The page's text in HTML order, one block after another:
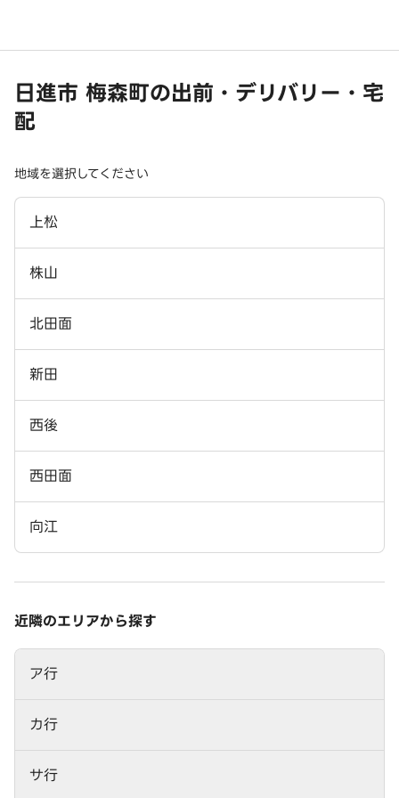
日進市 梅森町の出前・デリバリー・宅
配
地域を選択してください
上松
株山
北田面
新田
西後
西田面
向江
近隣のエリアから探す
ア行
カ行
サ行